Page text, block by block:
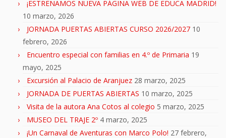
¡ESTRENAMOS NUEVA PÁGINA WEB DE EDUCA MADRID!
10 marzo, 2026
JORNADA PUERTAS ABIERTAS CURSO 2026/2027 10
febrero, 2026
Encuentro especial con familias en 4.º de Primaria 19
mayo, 2025
Excursión al Palacio de Aranjuez 28 marzo, 2025
JORNADA DE PUERTAS ABIERTAS 10 marzo, 2025
Visita de la autora Ana Cotos al colegio 5 marzo, 2025
MUSEO DEL TRAJE 2º 4 marzo, 2025
¡Un Carnaval de Aventuras con Marco Polo! 27 febrero,